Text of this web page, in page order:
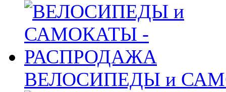
ВЕЛОСИПЕДЫ и